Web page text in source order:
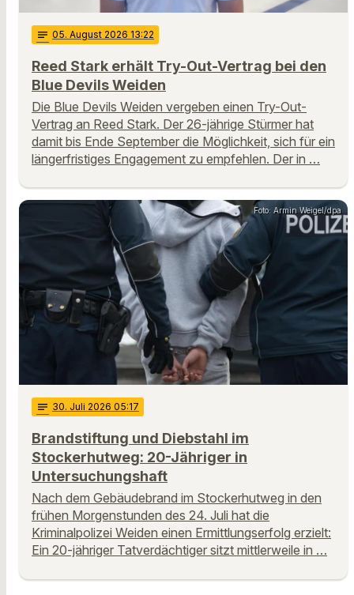
notes 05. August 2026 13:22
Reed Stark erhält Try-Out-Vertrag bei den
Blue Devils Weiden
Die Blue Devils Weiden vergeben einen Try-Out-
Vertrag an Reed Stark. Der 26-jährige Stürmer hat
damit bis Ende September die Möglichkeit, sich für ein
längerfristiges Engagement zu empfehlen. Der in …
Foto: Armin Weigel/dpa
notes 30. Juli 2026 05:17
Brandstiftung und Diebstahl im
Stockerhutweg: 20-Jähriger in
Untersuchungshaft
Nach dem Gebäudebrand im Stockerhutweg in den
frühen Morgenstunden des 24. Juli hat die
Kriminalpolizei Weiden einen Ermittlungserfolg erzielt:
Ein 20-jähriger Tatverdächtiger sitzt mittlerweile in …